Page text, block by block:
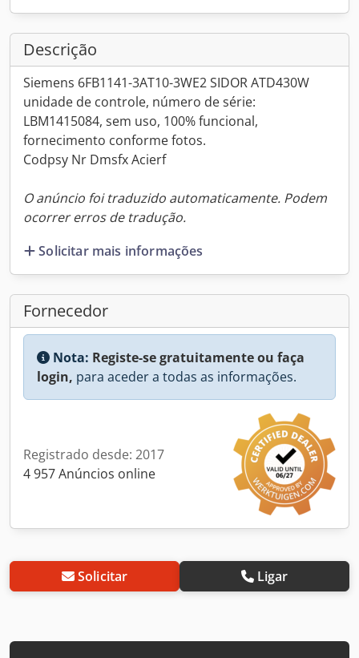
Descrição
Siemens 6FB1141-3AT10-3WE2 SIDOR ATD430W
unidade de controle, número de série:
LBM1415084, sem uso, 100% funcional,
fornecimento conforme fotos.
Codpsy Nr Dmsfx Acierf
O anúncio foi traduzido automaticamente. Podem
ocorrer erros de tradução.
Solicitar mais informações
Fornecedor
Nota: Registe-se gratuitamente ou faça
login, para aceder a todas as informações.
Registrado desde: 2017
4 957 Anúncios online
Solicitar Ligar